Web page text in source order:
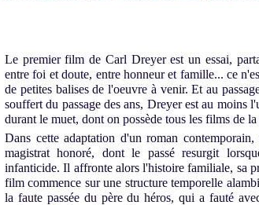
Le premier film de Carl Dreyer est un essai,
entre foi et doute, entre honneur et famille... ce
de petites balises de l'oeuvre à venir. Et au
souffert du passage des ans, Dreyer est au moins
durant le muet, dont on possède tous les films de
Dans cette adaptation d'un roman
magistrat honoré, dont le passé resurgit
infanticide. Il affronte alors l'histoire familiale, sa
film commence sur une structure temporelle
la faute passée du père du héros, qui a fauté